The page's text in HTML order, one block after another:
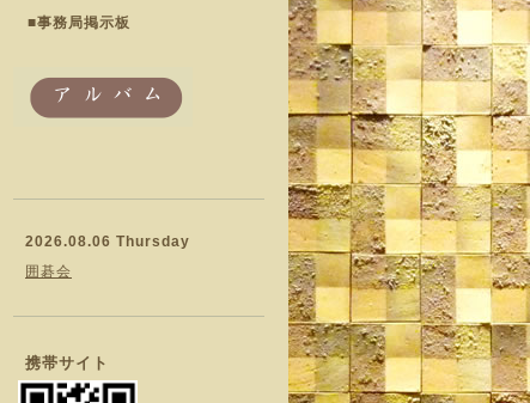
■事務局掲示板
2026.08.06 Thursday
囲碁会
携帯サイト